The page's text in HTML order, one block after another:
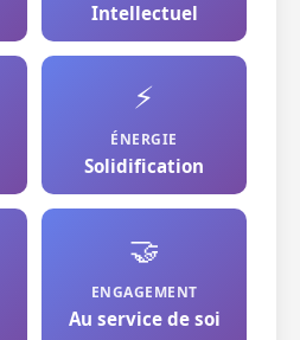
Intellectuel
⚡
ÉNERGIE
Solidification
🤝
ENGAGEMENT
Au service de soi